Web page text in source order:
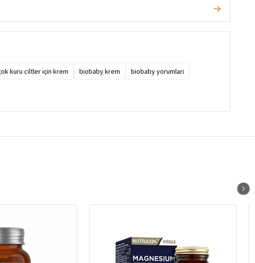
kuru ciltler için krem biobaby krem
biobaby yorumları